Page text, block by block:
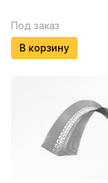
Под заказ
В корзину